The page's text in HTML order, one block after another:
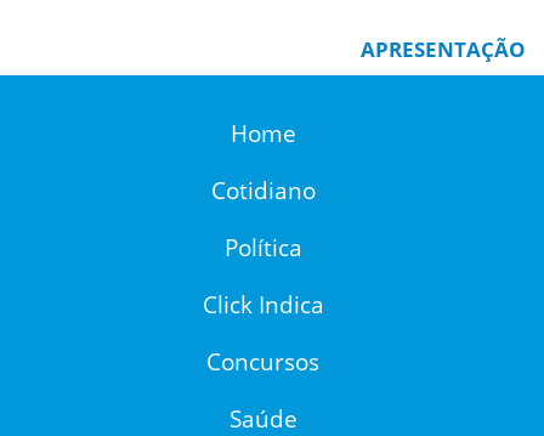
APRESENTAÇÃO
Home
Cotidiano
Política
Click Indica
Concursos
Saúde